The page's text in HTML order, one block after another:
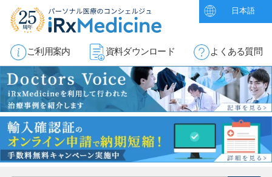
日本語
ご利用案内 資料ダウンロード よくある質問